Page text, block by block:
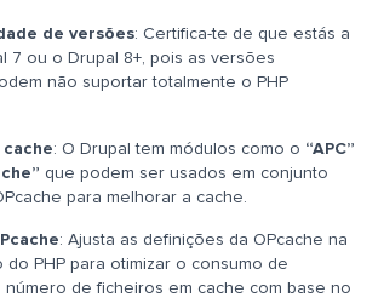
de versões: Certifica-te de que estás a
7 ou o Drupal 8+, pois as versões
não suportar totalmente o PHP
cache: O Drupal tem módulos como o “APC”
que podem ser usados em conjunto
para melhorar a cache.
: Ajusta as definições da OPcache na
do PHP para otimizar o consumo de
número de ficheiros em cache com base no